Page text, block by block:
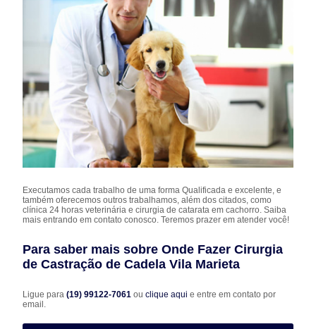
Executamos cada trabalho de uma forma Qualificada e excelente, e
também oferecemos outros trabalhamos, além dos citados, como
clínica 24 horas veterinária e cirurgia de catarata em cachorro. Saiba
mais entrando em contato conosco. Teremos prazer em atender você!
Para saber mais sobre Onde Fazer Cirurgia
de Castração de Cadela Vila Marieta
Ligue para(19) 99122-7061ouclique aqui e entre em contato por
email.